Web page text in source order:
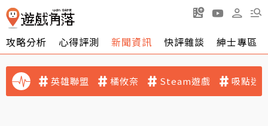
攻略分析 心得評測 新聞資訊 快評雜談 紳士專區
英雄聯盟 橘攸奈 Steam遊戲 吸點迷